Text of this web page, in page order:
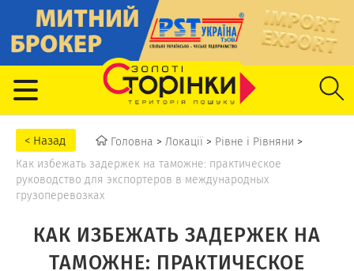
Головна > Локації > Рівне і Рівняни >
Как избежать задержек на таможне: практическое
руководство для экспортеров в международных
грузоперевозках
КАК ИЗБЕЖАТЬ ЗАДЕРЖЕК НА
ТАМОЖНЕ: ПРАКТИЧЕСКОЕ